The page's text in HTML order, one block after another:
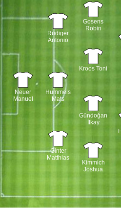
Neuer
Manuel
Rüdiger
Antonio
Hummels
Mats
Ginter
Matthias
Gosens
Robin
Kroos Toni
Gündoğan
İlkay
Kimmich
Joshua